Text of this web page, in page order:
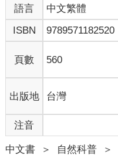
語言 中文繁體
ISBN
9789571182520
頁數 560
出版地 台灣
注音
中文書 ＞ 自然科普 ＞